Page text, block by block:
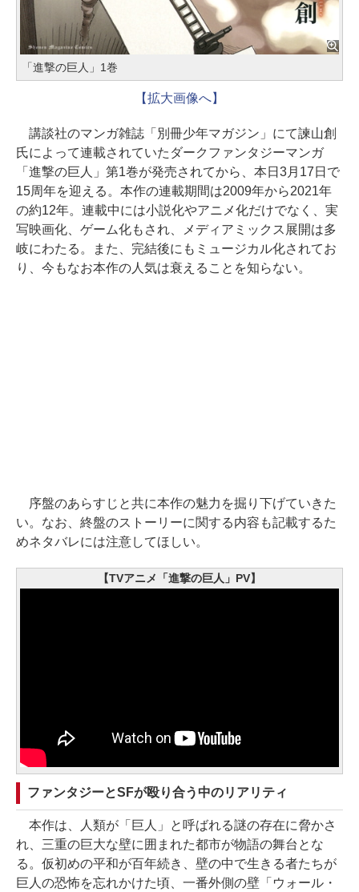
「進撃の巨人」1巻
【拡大画像へ】
講談社のマンガ雑誌「別冊少年マガジン」にて諫山創
氏によって連載されていたダークファンタジーマンガ
「進撃の巨人」第1巻が発売されてから、本日3月17日で
15周年を迎える。本作の連載期間は2009年から2021年
の約12年。連載中には小説化やアニメ化だけでなく、実
写映画化、ゲーム化もされ、メディアミックス展開は多
岐にわたる。また、完結後にもミュージカル化されてお
り、今もなお本作の人気は衰えることを知らない。
序盤のあらすじと共に本作の魅力を掘り下げていきた
い。なお、終盤のストーリーに関する内容も記載するた
めネタバレには注意してほしい。
【TVアニメ「進撃の巨人」PV】
ファンタジーとSFが殴り合う中のリアリティ
本作は、人類が「巨人」と呼ばれる謎の存在に脅かさ
れ、三重の巨大な壁に囲まれた都市が物語の舞台とな
る。仮初めの平和が百年続き、壁の中で生きる者たちが
巨人の恐怖を忘れかけた頃、一番外側の壁「ウォール・